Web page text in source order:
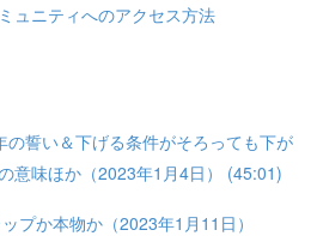
ュニティへのアクセス方法
誓い＆下げる条件がそろっても下が
意味ほか（2023年1月4日） (45:01)
プか本物か（2023年1月11日）